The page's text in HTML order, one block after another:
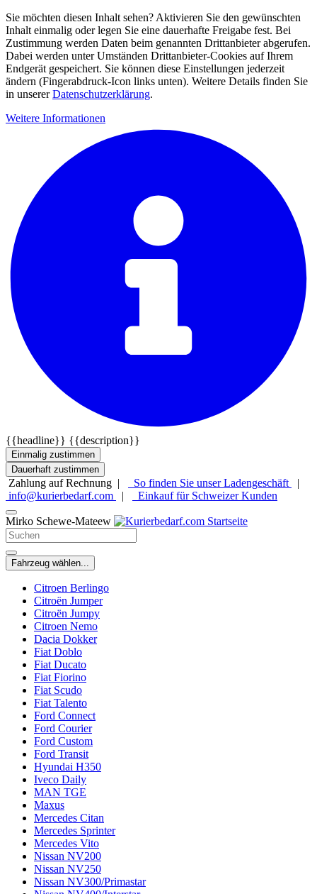
Sie möchten diesen Inhalt sehen? Aktivieren Sie den gewünschten
Inhalt einmalig oder legen Sie eine dauerhafte Freigabe fest. Bei
Zustimmung werden Daten beim genannten Drittanbieter abgerufen.
Dabei werden unter Umständen Drittanbieter-Cookies auf Ihrem
Endgerät gespeichert. Sie können diese Einstellungen jederzeit
ändern (Fingerabdruck-Icon links unten). Weitere Details finden Sie
in unsererDatenschutzerklärung.
Weitere Informationen
{{headline}} {{description}}
Einmalig zustimmen
Dauerhaft zustimmen
Zahlung auf Rechnung | So finden Sie unser Ladengeschäft
|
info@kurierbedarf.com
| Einkauf für Schweizer Kunden
Mirko Schewe-Mateew
Fahrzeug wählen...
Citroen Berlingo
Citroën Jumper
Citroën Jumpy
Citroen Nemo
Dacia Dokker
Fiat Doblo
Fiat Ducato
Fiat Fiorino
Fiat Scudo
Fiat Talento
Ford Connect
Ford Courier
Ford Custom
Ford Transit
Hyundai H350
Iveco Daily
MAN TGE
Maxus
Mercedes Citan
Mercedes Sprinter
Mercedes Vito
Nissan NV200
Nissan NV250
Nissan NV300/Primastar